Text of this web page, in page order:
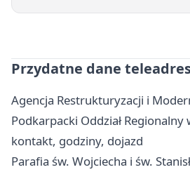
Przydatne dane
Agencja Restrukturyzacji i
Podkarpacki Oddział Regionalny
kontakt, godziny, dojazd
Parafia św. Wojciecha i św.